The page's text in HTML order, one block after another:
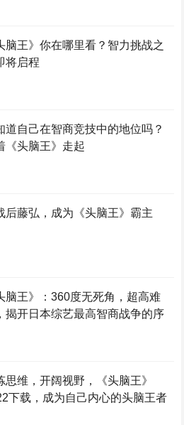
脑王》你在哪里看？智力挑战之
将启程
道自己在智商竞技中的地位吗？
《头脑王》走起
后藤弘，成为《头脑王》霸主
脑王》：360度无死角，超高难
揭开日本综艺最高智商战争的序
思维，开阔视野，《头脑王》
下载，成为自己内心的头脑王者